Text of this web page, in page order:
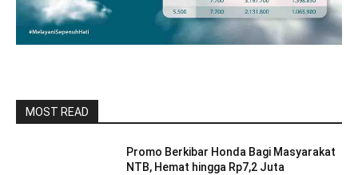
MOST READ
Promo Berkibar Honda Bagi Masyarakat
NTB, Hemat hingga Rp7,2 Juta